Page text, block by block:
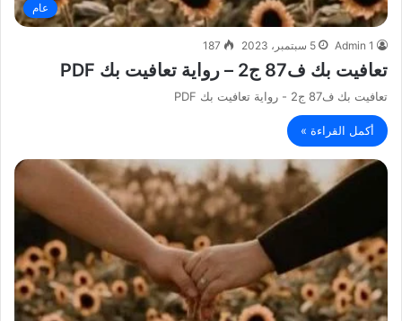
عام
Admin 1 5 سبتمبر، 2023 187
تعافيت بك ف87 ج2 – رواية تعافيت بك PDF
تعافيت بك ف87 ج2 - رواية تعافيت بك PDF
أكمل القراءة »